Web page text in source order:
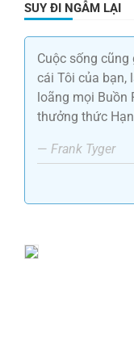
SUY ĐI NGẪM LẠI
Cuộc sống
cái Tôi của bạn,
loãng mọi Buồn
thưởng thức
— Frank Tyger